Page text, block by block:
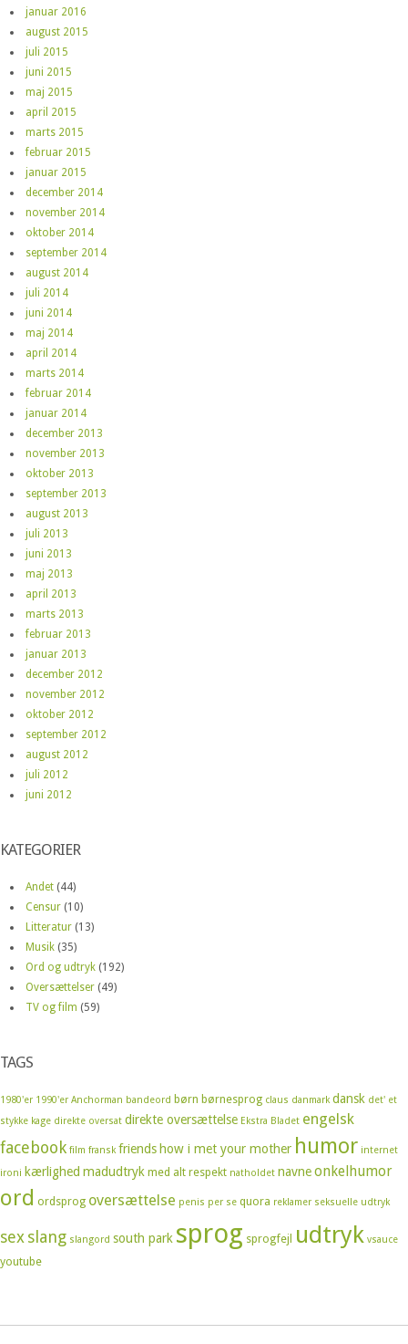
januar 2016
august 2015
juli 2015
juni 2015
maj 2015
april 2015
marts 2015
februar 2015
januar 2015
december 2014
november 2014
oktober 2014
september 2014
august 2014
juli 2014
juni 2014
maj 2014
april 2014
marts 2014
februar 2014
januar 2014
december 2013
november 2013
oktober 2013
september 2013
august 2013
juli 2013
juni 2013
maj 2013
april 2013
marts 2013
februar 2013
januar 2013
december 2012
november 2012
oktober 2012
september 2012
august 2012
juli 2012
juni 2012
KATEGORIER
Andet (44)
Censur (10)
Litteratur (13)
Musik (35)
Ord og udtryk (192)
Oversættelser (49)
TV og film (59)
TAGS
1980'er 1990'er Anchorman bandeord børn børnesprog claus danmark dansk det' et
stykke kage direkte oversat direkte oversættelse Ekstra Bladet engelsk
facebook film fransk friends how i met your mother humor internet
ironi kærlighed madudtryk med alt respekt natholdet navneonkelhumor
ord ordsprog oversættelse penis per se quora reklamer seksuelle udtryk
sexslang slangord south park sprog sprogfejl udtryk vsauce
youtube